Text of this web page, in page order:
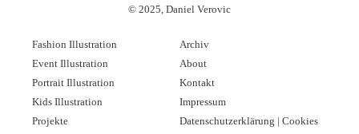
© 2025, Daniel Verovic
Fashion Illustration
Event Illustration
Portrait Illustration
Kids Illustration
Projekte
Archiv
About
Kontakt
Impressum
Datenschutzerklärung | Cookies